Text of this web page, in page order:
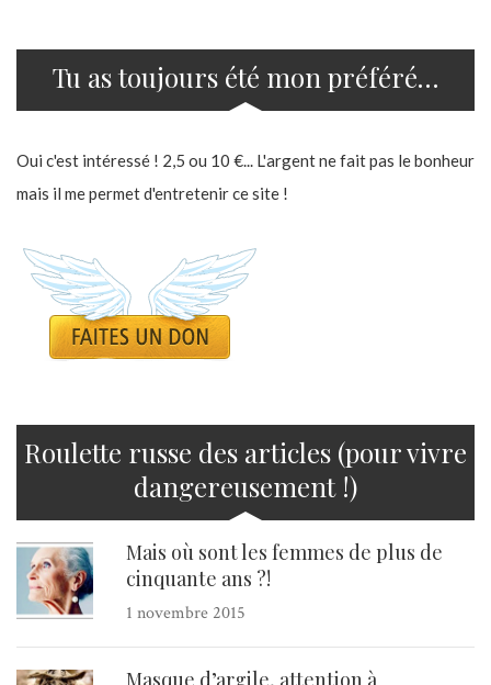
Tu as toujours été mon préféré…
Oui c'est intéressé ! 2,5 ou 10 €... L'argent ne fait pas le bonheur
mais il me permet d'entretenir ce site !
Roulette russe des articles (pour vivre
dangereusement !)
Mais où sont les femmes de plus de
cinquante ans ?!
1 novembre 2015
Masque d’argile, attention à